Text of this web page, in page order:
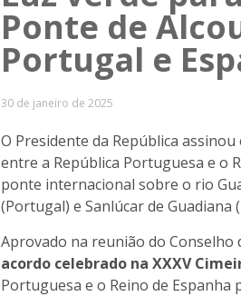
Ponte de
Portugal e
30 de janeiro de 2025
O Presidente da República
entre a República Portuguesa e o
ponte internacional sobre o rio
(Portugal) e Sanlúcar de Guadiana
Aprovado na reunião do Conselho
acordo celebrado na XXXV
Portuguesa e o Reino de